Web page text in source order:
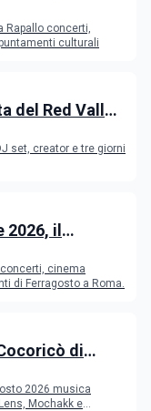
Rapallo concerti,
culturali
del Red Valley
set, creator e tre giorni
il
cinema
di Ferragosto a Roma.
di
2026 musica
Mochakk e